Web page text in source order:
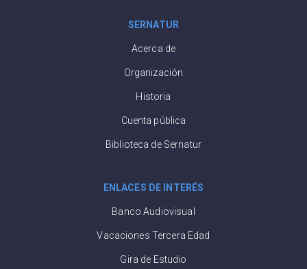
SERNATUR
Acerca de
Organización
Historia
Cuenta pública
Biblioteca de Sernatur
ENLACES DE INTERÉS
Banco Audiovisual
Vacaciones Tercera Edad
Gira de Estudio